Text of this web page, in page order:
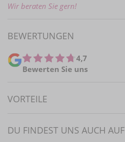
Wir beraten Sie gern!
BEWERTUNGEN
4,7
Bewerten Sie uns
VORTEILE
DU FINDEST UNS AUCH AUF